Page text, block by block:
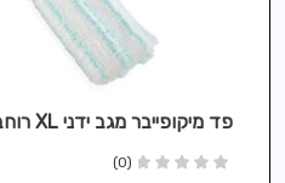
פד מיקופייבר מגב ידני XL רוחב 40 ס"מ
(0)